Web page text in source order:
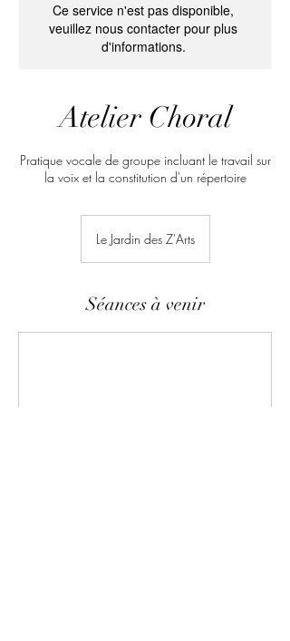
Ce service n'est pas disponible,
veuillez nous contacter pour plus
d'informations.
Atelier Choral
Pratique vocale de groupe incluant le travail sur
la voix et la constitution d'un répertoire
Le Jardin des Z'Arts
Séances à venir